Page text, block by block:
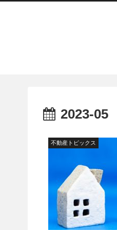
2023-05
不動産トピックス